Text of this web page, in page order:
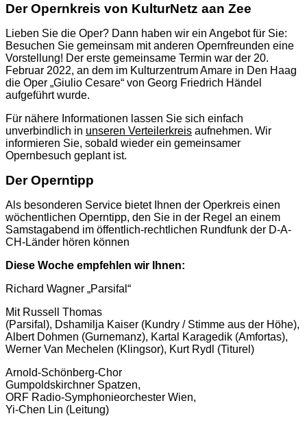
Der Opernkreis von KulturNetz aan Zee
Lieben Sie die Oper? Dann haben wir ein Angebot für Sie:
Besuchen Sie gemeinsam mit anderen Opernfreunden eine
Vorstellung! Der erste gemeinsame Termin war der 20.
Februar 2022, an dem im Kulturzentrum Amare in Den Haag
die Oper „Giulio Cesare“ von Georg Friedrich Händel
aufgeführt wurde.
Für nähere Informationen lassen Sie sich einfach
unverbindlich in unseren Verteilerkreis aufnehmen. Wir
informieren Sie, sobald wieder ein gemeinsamer
Opernbesuch geplant ist.
Der Operntipp
Als besonderen Service bietet Ihnen der Operkreis einen
wöchentlichen Operntipp, den Sie in der Regel an einem
Samstagabend im öffentlich-rechtlichen Rundfunk der D-A-
CH-Länder hören können
Diese Woche empfehlen wir Ihnen:
Richard Wagner „Parsifal“
Mit Russell Thomas
(Parsifal), Dshamilja Kaiser (Kundry / Stimme aus der Höhe),
Albert Dohmen (Gurnemanz), Kartal Karagedik (Amfortas),
Werner Van Mechelen (Klingsor), Kurt Rydl (Titurel)
Arnold-Schönberg-Chor
Gumpoldskirchner Spatzen,
ORF Radio-Symphonieorchester Wien,
Yi-Chen Lin (Leitung)